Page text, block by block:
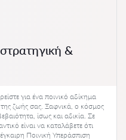
&
για ένα ποινικό αδίκημα
της ζωής σας. Ξαφνικά, ο κόσμος
ίσως και αδικία. Σε
είναι να καταλάβετε ότι
Ποινική Υπεράσπιση